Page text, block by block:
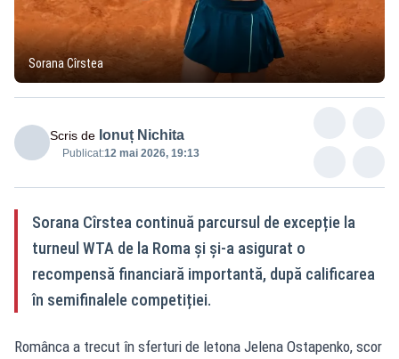
Sorana Cîrstea
Scris de Ionuț Nichita
Publicat:12 mai 2026, 19:13
Sorana Cîrstea continuă parcursul de excepție la
turneul WTA de la Roma și și-a asigurat o
recompensă financiară importantă, după calificarea
în semifinalele competiției.
Românca a trecut în sferturi de letona Jelena Ostapenko, scor